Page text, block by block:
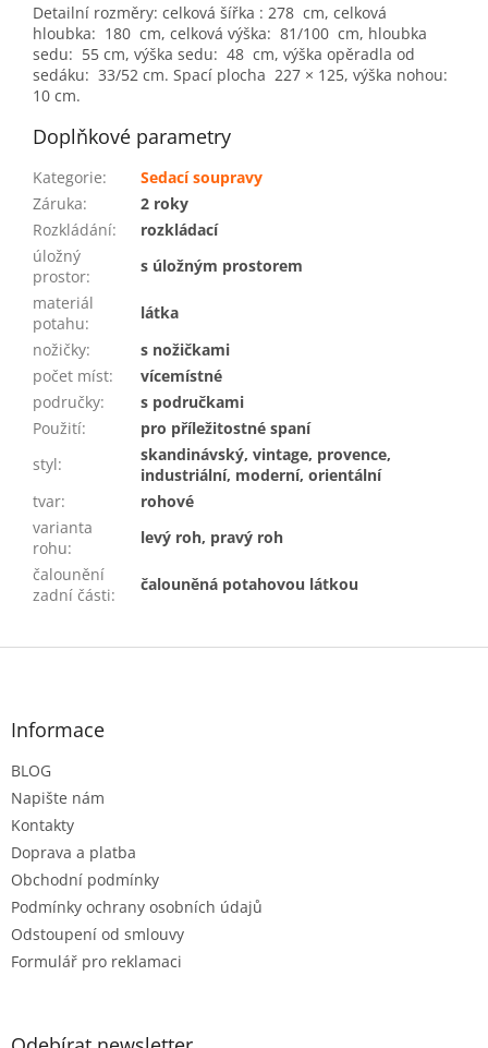
Detailní rozměry: celková šířka : 278 cm, celková
hloubka: 180 cm, celková výška: 81/100 cm, hloubka
sedu: 55 cm, výška sedu: 48 cm, výška opěradla od
sedáku: 33/52 cm. Spací plocha 227 × 125, výška nohou:
10 cm.
Doplňkové parametry
Kategorie:
Sedací soupravy
Záruka:
2 roky
Rozkládání:
rozkládací
úložný
prostor:
s úložným prostorem
materiál
potahu:
látka
nožičky:
s nožičkami
počet míst:
vícemístné
područky:
s područkami
Použití:
pro příležitostné spaní
styl:
skandinávský, vintage, provence,
industriální, moderní, orientální
tvar:
rohové
varianta
rohu:
levý roh, pravý roh
čalounění
zadní části:
čalouněná potahovou látkou
Z
Informace
BLOG
Napište nám
Kontakty
Doprava a platba
Obchodní podmínky
Podmínky ochrany osobních údajů
Odstoupení od smlouvy
Formulář pro reklamaci